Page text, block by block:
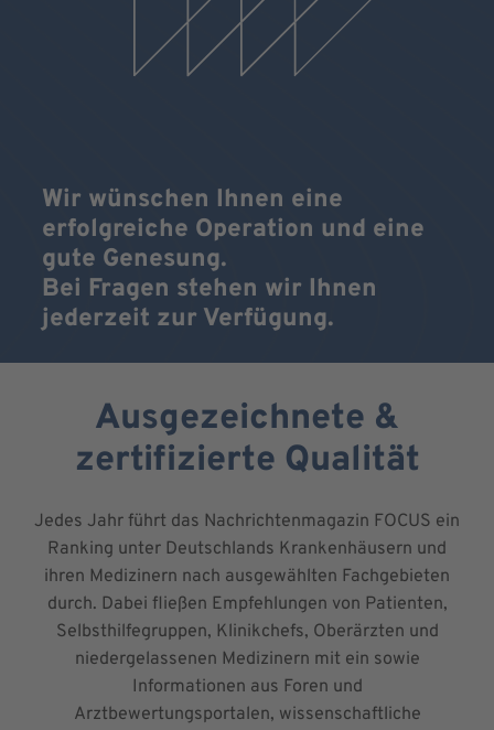
Wir wünschen Ihnen eine
erfolgreiche Operation und eine
gute Genesung.
Bei Fragen stehen wir Ihnen
jederzeit zur Verfügung.
Ausgezeichnete &
zertifizierte Qualität
Jedes Jahr führt das Nachrichtenmagazin FOCUS ein
Ranking unter Deutschlands Krankenhäusern und
ihren Medizinern nach ausgewählten Fachgebieten
durch. Dabei fließen Empfehlungen von Patienten,
Selbsthilfegruppen, Klinikchefs, Oberärzten und
niedergelassenen Medizinern mit ein sowie
Informationen aus Foren und
Arztbewertungsportalen, wissenschaftliche